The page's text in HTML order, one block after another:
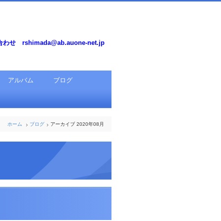
わせ rshimada@ab.auone-net.jp
アルバム ブログ
ホーム ブログ アーカイブ 2020年08月